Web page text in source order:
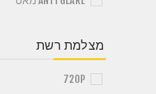
מצלמת רשת
720P